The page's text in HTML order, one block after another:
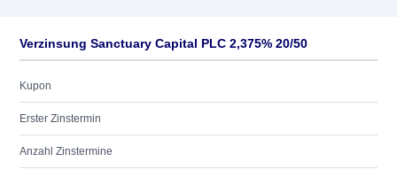
Verzinsung Sanctuary Capital PLC 2,375% 20/50
Kupon
Erster Zinstermin
Anzahl Zinstermine